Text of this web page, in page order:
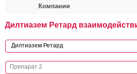
Компании
Дилтиазем Ретард